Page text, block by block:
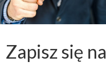
Zapisz się na